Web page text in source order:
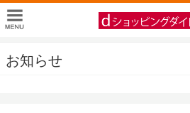
お知らせ